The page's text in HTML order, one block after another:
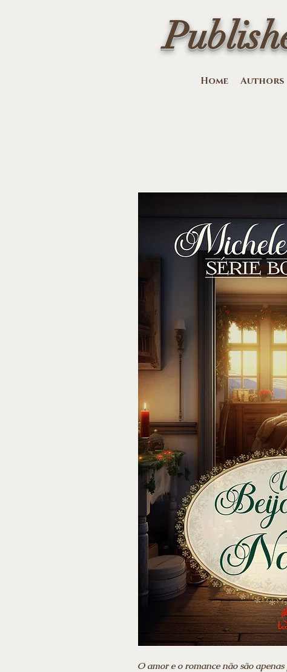
Home Authors
O amor e o romance não são